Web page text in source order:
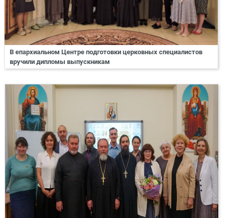
В епархиальном Центре подготовки церковных специалистов
вручили дипломы выпускникам